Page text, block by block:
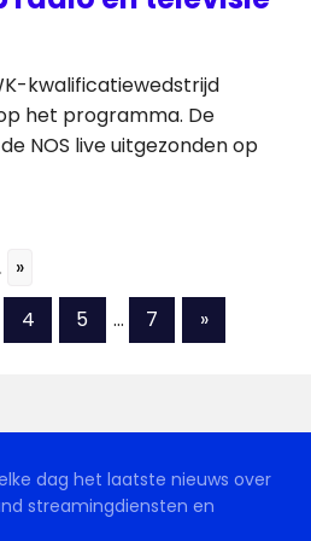
kwalificatiewedstrijd
het programma. De
NOS live uitgezonden op
»
4 5 … 7
Volgende
berichten
»
dag het laatste nieuws over
streamingdiensten en